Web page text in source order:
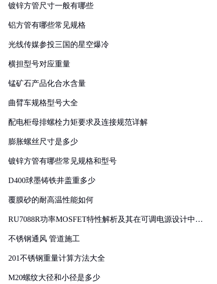
镀锌方管尺寸一般有哪些
铝方管有哪些常见规格
光线传媒参投三国的星空爆冷
横担型号对应重量
锰矿石产品化合水含量
曲臂车规格型号大全
配电柜母排螺栓力矩要求及连接规范详解
膨胀螺丝尺寸是多少
镀锌方管有哪些常见规格和型号
D400球墨铸铁井盖重多少
覆膜砂的耐高温性能如何
RU7088R功率MOSFET特性解析及其在可调电源设计中的
不锈钢通风 管道施工
201不锈钢重量计算方法大全
M20螺纹大径和小径是多少